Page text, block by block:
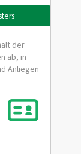
der
ab, in
Anliegen